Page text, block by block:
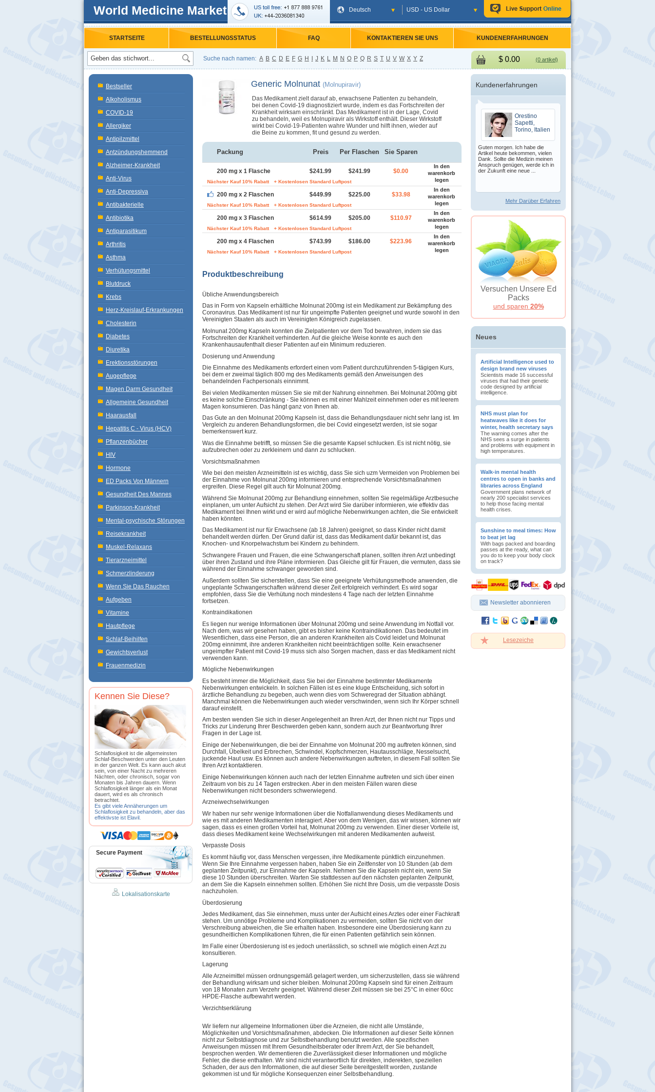
World Medicine Market Deutsch USD - US Dollar
STARTSEITE BESTELLUNGSSTATUS FAQ KONTAKTIEREN SIE UNS KUNDENERFAHRUNGEN
Suche nach namen: A B C D E F G H J K L M N O P Q R S T U V W X Y Z $ 0.00 (0 artikel)
Bestseller
Alkoholismus
COVID-19
Allergiker
Antipilzmittel
Antzündungshemmend
Alzheimer-Krankheit
Anti-Virus
Anti-Depressiva
Antibakterielle
Antibiotika
Antiparasitikum
Arthritis
Asthma
Verhütungsmittel
Blutdruck
Krebs
Herz-Kreislauf-Erkrankungen
Cholesterin
Diabetes
Diuretika
Erektionsstörungen
Augepflege
Magen Darm Gesundheit
Allgemeine Gesundheit
Haarausfall
Hepatitis C - Virus (HCV)
Pflanzenbücher
HIV
Hormone
ED Packs Von Männern
Gesundheit Des Mannes
Parkinson-Krankheit
Mental-psychische Störungen
Reisekrankheit
Muskel-Relaxans
Tierarzneimittel
Schmerzlinderung
Wenn Sie Das Rauchen
Aufgeben
Vitamine
Hautpflege
Schlaf-Beihilfen
Gewichtsverlust
Frauenmedizin
Kennen Sie Diese?
Schlaflosigkeit ist die allgemeinsten
Schlaf-Beschwerden unter den Leuten
in der ganzen Welt. Es kann auch akut
sein, von einer Nacht zu mehreren
Nächten, oder chronisch, sogar von
Monaten bis Jahren dauern. Wenn
Schlaflosigkeit länger als ein Monat
dauert, wird es als chronisch
betrachtet.
Es gibt viele Annäherungen um
Schlaflosigkeit zu behandeln, aber das
effektivste ist Elavil.
Secure Payment
Lokalisationskarte
Generic Molnunat (Molnupiravir)
Das Medikament zielt darauf ab, erwachsene Patienten zu behandeln,
bei denen Covid-19 diagnostiziert wurde, indem es das Fortschreiten der
Krankheit wirksam einschränkt. Das Medikament ist in der Lage, Covid
zu behandeln, weil es Molnupiravir als Wirkstoff enthält. Dieser Wirkstoff
wirkt bei Covid-19-Patienten wahre Wunder und hilft ihnen, wieder auf
die Beine zu kommen, fit und gesund zu werden.
Packung Preis Per Flaschen Sie Sparen
200 mg x 1 Flasche $241.99 $241.99 $0.00
In den
warenkorb
legen
Nächster Kauf 10% Rabatt + Kostenlosen Standard Luftpost
200 mg x 2 Flaschen $449.99 $225.00 $33.98
In den
warenkorb
legen
Nächster Kauf 10% Rabatt + Kostenlosen Standard Luftpost
200 mg x 3 Flaschen $614.99 $205.00 $110.97
In den
warenkorb
legen
Nächster Kauf 10% Rabatt + Kostenlosen Standard Luftpost
200 mg x 4 Flaschen $743.99 $186.00 $223.96
In den
warenkorb
legen
Nächster Kauf 10% Rabatt + Kostenlosen Standard Luftpost
Produktbeschreibung
Übliche Anwendungsbereich
Das in Form von Kapseln erhältliche Molnunat 200mg ist ein Medikament zur Bekämpfung des
Coronavirus. Das Medikament ist nur für ungeimpfte Patienten geeignet und wurde sowohl in den
Vereinigten Staaten als auch im Vereinigten Königreich zugelassen.
Molnunat 200mg Kapseln konnten die Zielpatienten vor dem Tod bewahren, indem sie das
Fortschreiten der Krankheit verhinderten. Auf die gleiche Weise konnte es auch den
Krankenhausaufenthalt dieser Patienten auf ein Minimum reduzieren.
Dosierung und Anwendung
Die Einnahme des Medikaments erfordert einen vom Patient durchzuführenden 5-tägigen Kurs,
bei dem er zweimal täglich 800 mg des Medikaments gemäß den Anweisungen des
behandelnden Fachpersonals einnimmt.
Bei vielen Medikamenten müssen Sie sie mit der Nahrung einnehmen. Bei Molnunat 200mg gibt
es keine solche Einschränkung - Sie können es mit einer Mahlzeit einnehmen oder es mit leerem
Magen konsumieren. Das hängt ganz von Ihnen ab.
Das Gute an den Molnunat 200mg Kapseln ist, dass die Behandlungsdauer nicht sehr lang ist. Im
Vergleich zu anderen Behandlungsformen, die bei Covid eingesetzt werden, ist sie sogar
bemerkenswert kurz.
Was die Einnahme betrifft, so müssen Sie die gesamte Kapsel schlucken. Es ist nicht nötig, sie
aufzubrechen oder zu zerkleinern und dann zu schlucken.
Vorsichtsmaßnahmen
Wie bei den meisten Arzneimitteln ist es wichtig, dass Sie sich uzm Vermeiden von Problemen bei
der Einnahme von Molnunat 200mg informieren und entsprechende Vorsichtsmaßnahmen
ergreifen. Diese Regel gilt auch für Molnunat 200mg.
Während Sie Molnunat 200mg zur Behandlung einnehmen, sollten Sie regelmäßige Arztbesuche
einplanen, um unter Aufsicht zu stehen. Der Arzt wird Sie darüber informieren, wie effektiv das
Medikament bei Ihnen wirkt und er wird auf mögliche Nebenwirkungen achten, die Sie entwickelt
haben könnten.
Das Medikament ist nur für Erwachsene (ab 18 Jahren) geeignet, so dass Kinder nicht damit
behandelt werden dürfen. Der Grund dafür ist, dass das Medikament dafür bekannt ist, das
Knochen- und Knorpelwachstum bei Kindern zu behindern.
Schwangere Frauen und Frauen, die eine Schwangerschaft planen, sollten ihren Arzt unbedingt
über ihren Zustand und ihre Pläne informieren. Das Gleiche gilt für Frauen, die vermuten, dass sie
während der Einnahme schwanger geworden sind.
Außerdem sollten Sie sicherstellen, dass Sie eine geeignete Verhütungsmethode anwenden, die
ungeplante Schwangerschaften während dieser Zeit erfolgreich verhindert. Es wird sogar
empfohlen, dass Sie die Verhütung noch mindestens 4 Tage nach der letzten Einnahme
fortsetzen.
Kontraindikationen
Es liegen nur wenige Informationen über Molnunat 200mg und seine Anwendung im Notfall vor.
Nach dem, was wir gesehen haben, gibt es bisher keine Kontraindikationen. Das bedeutet im
Wesentlichen, dass eine Person, die an anderen Krankheiten als Covid leidet und Molnunat
200mg einnimmt, ihre anderen Krankheiten nicht beeinträchtigen sollte. Kein erwachsener
ungeimpfter Patient mit Covid-19 muss sich also Sorgen machen, dass er das Medikament nicht
verwenden kann.
Mögliche Nebenwirkungen
Es besteht immer die Möglichkeit, dass Sie bei der Einnahme bestimmter Medikamente
Nebenwirkungen entwickeln. In solchen Fällen ist es eine kluge Entscheidung, sich sofort in
ärztliche Behandlung zu begeben, auch wenn dies vom Schweregrad der Situation abhängt.
Manchmal können die Nebenwirkungen auch wieder verschwinden, wenn sich Ihr Körper schnell
darauf einstellt.
Am besten wenden Sie sich in dieser Angelegenheit an Ihren Arzt, der Ihnen nicht nur Tipps und
Tricks zur Linderung Ihrer Beschwerden geben kann, sondern auch zur Beantwortung Ihrer
Fragen in der Lage ist.
Einige der Nebenwirkungen, die bei der Einnahme von Molnunat 200 mg auftreten können, sind
Durchfall, Übelkeit und Erbrechen, Schwindel, Kopfschmerzen, Hautausschläge, Nesselsucht,
juckende Haut usw. Es können auch andere Nebenwirkungen auftreten, in diesem Fall sollten Sie
Ihren Arzt kontaktieren.
Einige Nebenwirkungen können auch nach der letzten Einnahme auftreten und sich über einen
Zeitraum von bis zu 14 Tagen erstrecken. Aber in den meisten Fällen waren diese
Nebenwirkungen nicht besonders schwerwiegend.
Arzneiwechselwirkungen
Wir haben nur sehr wenige Informationen über die Notfallanwendung dieses Medikaments und
wie es mit anderen Medikamenten interagiert. Aber von dem Wenigen, das wir wissen, können wir
sagen, dass es einen großen Vorteil hat, Molnunat 200mg zu verwenden. Einer dieser Vorteile ist,
dass dieses Medikament keine Wechselwirkungen mit anderen Medikamenten aufweist.
Verpasste Dosis
Es kommt häufig vor, dass Menschen vergessen, ihre Medikamente pünktlich einzunehmen.
Wenn Sie Ihre Einnahme vergessen haben, haben Sie ein Zeitfenster von 10 Stunden (ab dem
geplanten Zeitpunkt), zur Einnahme der Kapseln. Nehmen Sie die Kapseln nicht ein, wenn Sie
diese 10 Stunden überschreiten. Warten Sie stattdessen auf den nächsten geplanten Zeitpunkt,
an dem Sie die Kapseln einnehmen sollten. Erhöhen Sie nicht Ihre Dosis, um die verpasste Dosis
nachzuholen.
Überdosierung
Jedes Medikament, das Sie einnehmen, muss unter der Aufsicht eines Arztes oder einer Fachkraft
stehen. Um unnötige Probleme und Komplikationen zu vermeiden, sollten Sie nicht von der
Verschreibung abweichen, die Sie erhalten haben. Insbesondere eine Überdosierung kann zu
gesundheitlichen Komplikationen führen, die für einen Patienten gefährlich sein können.
Im Falle einer Überdosierung ist es jedoch unerlässlich, so schnell wie möglich einen Arzt zu
konsultieren.
Lagerung
Alle Arzneimittel müssen ordnungsgemäß gelagert werden, um sicherzustellen, dass sie während
der Behandlung wirksam und sicher bleiben. Molnunat 200mg Kapseln sind für einen Zeitraum
von 18 Monaten zum Verzehr geeignet. Während dieser Zeit müssen sie bei 25°C in einer 60cc
HPDE-Flasche aufbewahrt werden.
Verzichtserklärung
Wir liefern nur allgemeine Informationen über die Arzneien, die nicht alle Umstände,
Möglichkeiten und Vorsichtsmaßnahmen, abdecken. Die Informationen auf dieser Seite können
nicht zur Selbstdiagnose und zur Selbstbehandlung benutzt werden. Alle spezifischen
Anweisungen müssen mit Ihrem Gesundheitsberater oder Ihrem Arzt, der Sie behandelt,
besprochen werden. Wir dementieren die Zuverlässigkeit dieser Informationen und mögliche
Fehler, die diese enthalten. Wir sind nicht verantwortlich für direkten, inderekten, speziellen
Schaden, der aus den Informationen, die auf dieser Seite bereitgestellt worden, zustande
gekommen ist und für mögliche Konsequenzen einer Selbstbehandlung.
Kundenerfahrungen
Orestino
Sapetti,
Torino, Italien
Guten morgen. Ich habe die
Artikel heute bekommen, vielen
Dank. Sollte die Medizin meinen
Anspruch genügen, werde ich in
der Zukunft eine neue ...
Mehr Darüber Erfahren
Versuchen Unsere Ed
Packs
und sparen 20%
Neues
Artificial Intelligence used to
design brand new viruses
Scientists made 16 successful
viruses that had their genetic
code designed by artificial
intelligence.
NHS must plan for
heatwaves like it does for
winter, health secretary says
The warning comes after the
NHS sees a surge in patients
and problems with equipment in
high temperatures.
Walk-in mental health
centres to open in banks and
libraries across England
Government plans network of
nearly 200 specialist services
to help those facing mental
health crises.
Sunshine to meal times: How
to beat jet lag
With bags packed and boarding
passes at the ready, what can
you do to keep your body clock
on track?
Newsletter abonnieren
Lesezeiche